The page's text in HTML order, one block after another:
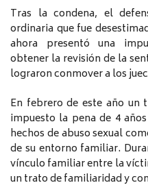
Tras la condena, el
ordinaria que fue
ahora presentó una
obtener la revisión de la
lograron conmover a los
En febrero de este año
impuesto la pena de 4
hechos de abuso sexual
de su entorno familiar.
vínculo familiar entre la
un trato de familiaridad y